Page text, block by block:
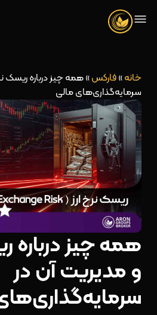
خانه»فارکس»همه چیز درباره ریسک
سرمایه‌گذاری‌های مالی
همه چیز درباره
و مدیریت آن در